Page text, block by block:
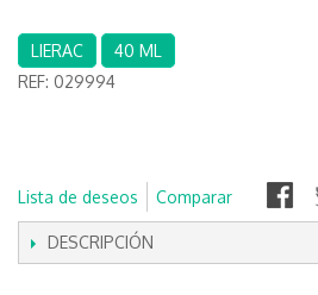
LIERAC
40 ML
REF: 029994
Lista de deseos Comparar
DESCRIPCIÓN